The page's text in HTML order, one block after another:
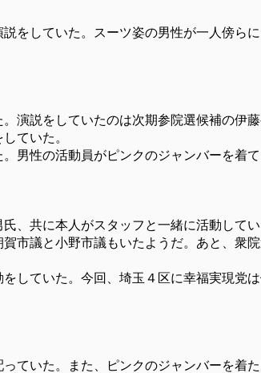
をしていた。スーツ姿の男性が一人傍ら
演説をしていたのは次期参院選候補の伊
ていた。
男性の活動員がピンクのジャンバーを着て
、共に本人がスタッフと一緒に活動して
市議と小野市議もいたようだ。あと、衆
していた。今回、埼玉４区に幸福実現党
ていた。また、ピンクのジャンバーを着た